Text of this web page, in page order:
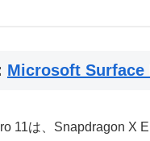
Microsoft Surface
11は、Snapdragon X